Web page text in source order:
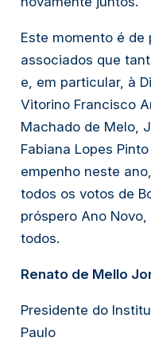
Este momento é de
associados que
e, em particular, à
Vitorino Francisco
Machado de Melo,
Fabiana Lopes
empenho neste
todos os votos de
próspero Ano
todos.
Renato de Mello
Presidente do
Paulo